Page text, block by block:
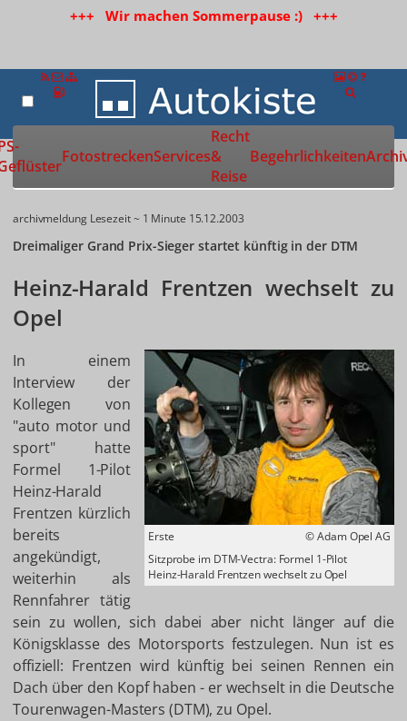
+++ Wir machen Sommerpause :) +++
Zur Startseite
FotostreckenServices
Recht
&
Reise
Begehrlichkeiten
archivmeldung Lesezeit ~ 1 Minute 15.12.2003
Dreimaliger Grand Prix-Sieger startet künftig in der DTM
Heinz-Harald Frentzen wechselt zu
Opel
Erste
© Adam Opel AG
Sitzprobe im DTM-Vectra: Formel 1-Pilot
Heinz-Harald Frentzen wechselt zu Opel
In einem
Interview der
Kollegen von
"auto motor und
sport" hatte
Formel 1-Pilot
Heinz-Harald
Frentzen kürzlich
bereits
angekündigt,
weiterhin als
Rennfahrer tätig
sein zu wollen, sich dabei aber nicht länger auf die
Königsklasse des Motorsports festzulegen. Nun ist es
offiziell: Frentzen wird künftig bei seinen Rennen ein
Dach über den Kopf haben - er wechselt in die Deutsche
Tourenwagen-Masters (DTM), zu Opel.